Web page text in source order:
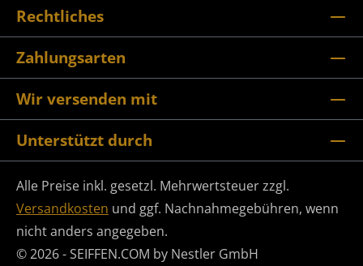
Rechtliches
Zahlungsarten
Wir versenden mit
Unterstützt durch
Alle Preise inkl. gesetzl. Mehrwertsteuer zzgl.
Versandkosten und ggf. Nachnahmegebühren, wenn
nicht anders angegeben.
© 2026 - SEIFFEN.COM by Nestler GmbH